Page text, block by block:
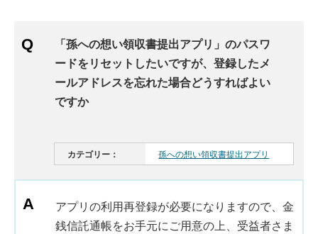
「孫への想い領収書提出アプリ」のパスワ
ードをリセットしたいですが、登録したメ
ールアドレスを忘れた場合どうすればよい
ですか
カテゴリー： 孫への想い領収書提出アプリ
アプリの利用再登録が必要になりますので、金
銭信託通帳をお手元にご用意の上、受益者さま